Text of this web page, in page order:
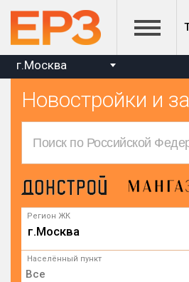
г.Москва
Новостройки и
Регион ЖК
г.Москва
Населённый пункт